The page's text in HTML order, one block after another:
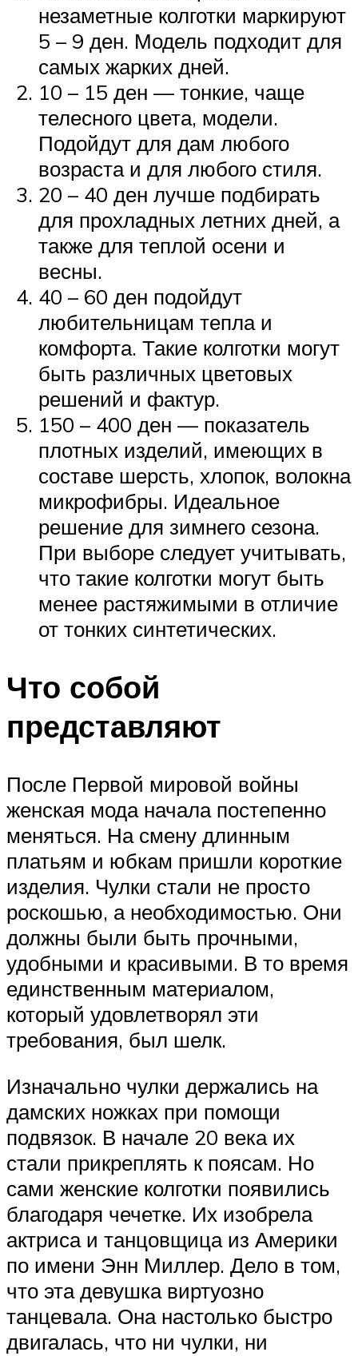
незаметные колготки маркируют
5 – 9 ден. Модель подходит для
самых жарких дней.
10 – 15 ден — тонкие, чаще
телесного цвета, модели.
Подойдут для дам любого
возраста и для любого стиля.
20 – 40 ден лучше подбирать
для прохладных летних дней, а
также для теплой осени и
весны.
40 – 60 ден подойдут
любительницам тепла и
комфорта. Такие колготки могут
быть различных цветовых
решений и фактур.
150 – 400 ден — показатель
плотных изделий, имеющих в
составе шерсть, хлопок, волокна
микрофибры. Идеальное
решение для зимнего сезона.
При выборе следует учитывать,
что такие колготки могут быть
менее растяжимыми в отличие
от тонких синтетических.
Что собой
представляют
После Первой мировой войны
женская мода начала постепенно
меняться. На смену длинным
платьям и юбкам пришли короткие
изделия. Чулки стали не просто
роскошью, а необходимостью. Они
должны были быть прочными,
удобными и красивыми. В то время
единственным материалом,
который удовлетворял эти
требования, был шелк.
Изначально чулки держались на
дамских ножках при помощи
подвязок. В начале 20 века их
стали прикреплять к поясам. Но
сами женские колготки появились
благодаря чечетке. Их изобрела
актриса и танцовщица из Америки
по имени Энн Миллер. Дело в том,
что эта девушка виртуозно
танцевала. Она настолько быстро
двигалась, что ни чулки, ни